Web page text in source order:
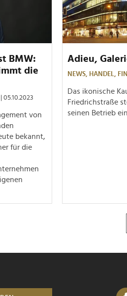
BMW:
die
| 05.10.2023
von
bekannt,
für die
Adieu,
NEWS, HANDEL,
Das ikonische
Friedrichstraße
seinen Betrieb ein.